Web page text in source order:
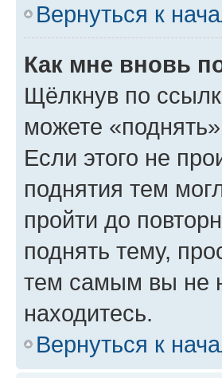
Вернуться к
Как мне вновь
Щёлкнув по
можете
Если этого не
поднятия тем
пройти до
поднять тему,
тем самым вы не
находитесь.
Вернуться к